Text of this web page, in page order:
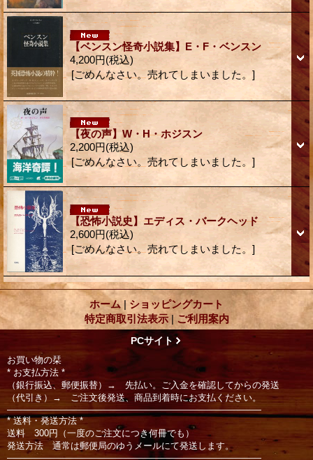
【ベンスン怪奇小説集】E・F・ベンスン
4,200円(税込)
[ごめんなさい。売れてしまいました。]
【夜の声】W・H・ホジスン
2,200円(税込)
[ごめんなさい。売れてしまいました。]
【恐怖小説史】エディス・バークヘッド
2,600円(税込)
[ごめんなさい。売れてしまいました。]
ホーム | ショッピングカート
特定商取引法表示 | ご利用案内
PCサイト
お買い物の栞
* お支払方法 *
（銀行振込、郵便振替）→ 先払い。ご入金を確認してからの発送
（代引き）→ ご注文後発送、商品到着時にお支払ください。
――――――――――――――――――――――――――――
* 送料・発送方法 *
送料 300円（一度のご注文につき何冊でも）
発送方法 通常は郵便局のゆうメールにて発送します。
――――――――――――――――――――――――――――